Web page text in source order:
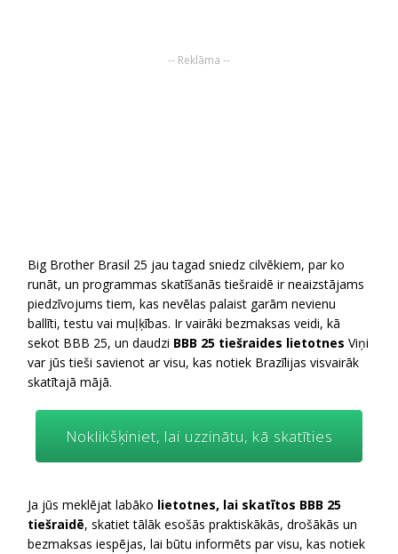
-- Reklāma --
Big Brother Brasil 25 jau tagad sniedz cilvēkiem, par ko
runāt, un programmas skatīšanās tiešraidē ir neaizstājams
piedzīvojums tiem, kas nevēlas palaist garām nevienu
ballīti, testu vai muļķības. Ir vairāki bezmaksas veidi, kā
sekot BBB 25, un daudzi BBB 25 tiešraides lietotnes Viņi
var jūs tieši savienot ar visu, kas notiek Brazīlijas visvairāk
skatītajā mājā.
Noklikšķiniet, lai uzzinātu, kā skatīties
Ja jūs meklējat labāko lietotnes, lai skatītos BBB 25
tiešraidē, skatiet tālāk esošās praktiskākās, drošākās un
bezmaksas iespējas, lai būtu informēts par visu, kas notiek